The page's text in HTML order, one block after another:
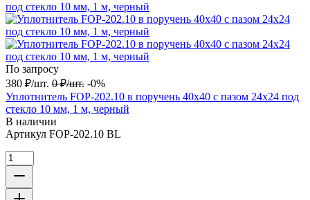
По запросу
380 ₽/шт. 0 ₽/шт. -0%
Уплотнитель FOP-202.10 в поручень 40х40 с пазом 24х24 под
стекло 10 мм, 1 м, черный
В наличии
Артикул FOP-202.10 BL